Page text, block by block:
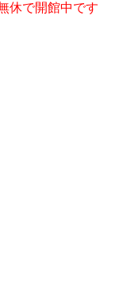
休で開館中です